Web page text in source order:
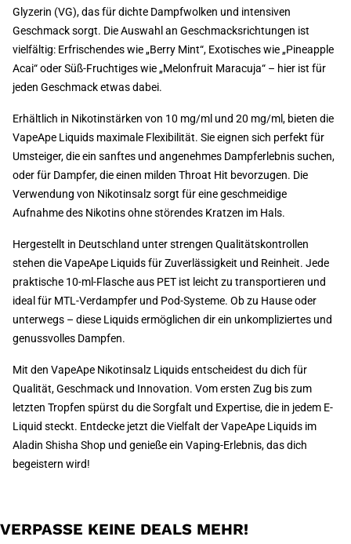
Glyzerin (VG), das für dichte Dampfwolken und intensiven
Geschmack sorgt. Die Auswahl an Geschmacksrichtungen ist
vielfältig: Erfrischendes wie „Berry Mint“, Exotisches wie „Pineapple
Acai“ oder Süß-Fruchtiges wie „Melonfruit Maracuja“ – hier ist für
jeden Geschmack etwas dabei.
Erhältlich in Nikotinstärken von 10 mg/ml und 20 mg/ml, bieten die
VapeApe Liquids maximale Flexibilität. Sie eignen sich perfekt für
Umsteiger, die ein sanftes und angenehmes Dampferlebnis suchen,
oder für Dampfer, die einen milden Throat Hit bevorzugen. Die
Verwendung von Nikotinsalz sorgt für eine geschmeidige
Aufnahme des Nikotins ohne störendes Kratzen im Hals.
Hergestellt in Deutschland unter strengen Qualitätskontrollen
stehen die VapeApe Liquids für Zuverlässigkeit und Reinheit. Jede
praktische 10-ml-Flasche aus PET ist leicht zu transportieren und
ideal für MTL-Verdampfer und Pod-Systeme. Ob zu Hause oder
unterwegs – diese Liquids ermöglichen dir ein unkompliziertes und
genussvolles Dampfen.
Mit den VapeApe Nikotinsalz Liquids entscheidest du dich für
Qualität, Geschmack und Innovation. Vom ersten Zug bis zum
letzten Tropfen spürst du die Sorgfalt und Expertise, die in jedem E-
Liquid steckt. Entdecke jetzt die Vielfalt der VapeApe Liquids im
Aladin Shisha Shop und genieße ein Vaping-Erlebnis, das dich
begeistern wird!
VERPASSE KEINE DEALS MEHR!